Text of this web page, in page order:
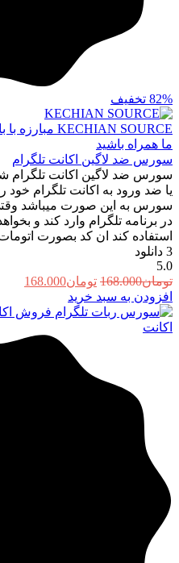
82% تخفیف
KECHIAN SOURCE
ما همراه باشید
سورس ضد لاگین اکانت تلگرام
سورس ضد لاگین اکانت تلگرام
یا ضد ورود به اکانت تلگرام خود
سورس به این صورت میباشد
در برنامه تلگرام وارد کند و
استفاده کند ان کد بصورت
3 دانلود
5.0
تومان168.000 قیمت
اصلی:
تومان168.000
تومان168.000
افزودن به سبد خرید